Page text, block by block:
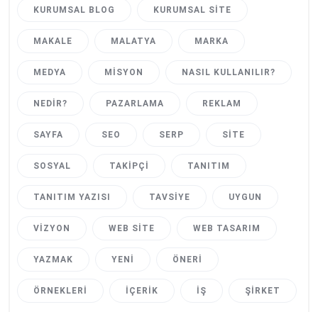
KURUMSAL BLOG KURUMSAL SITE
MAKALE MALATYA MARKA
MEDYA MISYON NASIL KULLANILIR?
NEDIR? PAZARLAMA REKLAM
SAYFA SEO SERP SITE
SOSYAL TAKIPÇI TANITIM
TANITIM YAZISI TAVSIYE UYGUN
VIZYON WEB SITE WEB TASARIM
YAZMAK YENI ÖNERI
ÖRNEKLERI İÇERIK İŞ ŞIRKET